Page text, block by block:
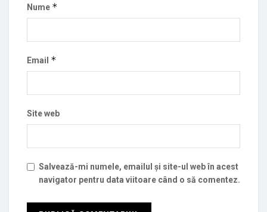
Nume *
Email *
Site web
Salvează-mi numele, emailul și site-ul web în acest
navigator pentru data viitoare când o să comentez.